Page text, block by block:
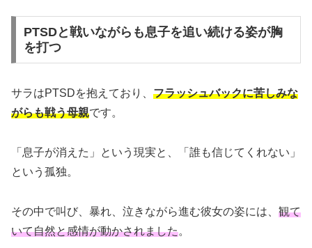
PTSDと戦いながらも息子を追い続ける姿が胸
を打つ
サラはPTSDを抱えており、 フラッシュバックに苦しみな
がらも戦う母親です。
「息子が消えた」という現実と、「誰も信じてくれない」
という孤独。
その中で叫び、暴れ、泣きながら進む彼女の姿には、 観て
いて自然と感情が動かされました。